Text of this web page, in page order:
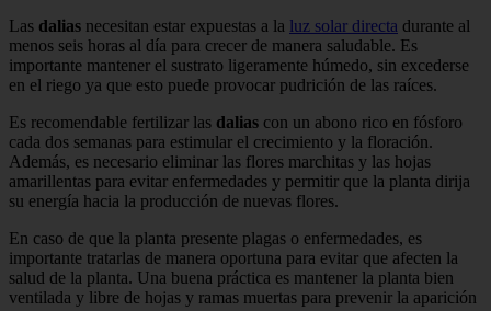
Las dalias necesitan estar expuestas a la luz solar directa durante al
menos seis horas al día para crecer de manera saludable. Es
importante mantener el sustrato ligeramente húmedo, sin excederse
en el riego ya que esto puede provocar pudrición de las raíces.
Es recomendable fertilizar las dalias con un abono rico en fósforo
cada dos semanas para estimular el crecimiento y la floración.
Además, es necesario eliminar las flores marchitas y las hojas
amarillentas para evitar enfermedades y permitir que la planta dirija
su energía hacia la producción de nuevas flores.
En caso de que la planta presente plagas o enfermedades, es
importante tratarlas de manera oportuna para evitar que afecten la
salud de la planta. Una buena práctica es mantener la planta bien
ventilada y libre de hojas y ramas muertas para prevenir la aparición